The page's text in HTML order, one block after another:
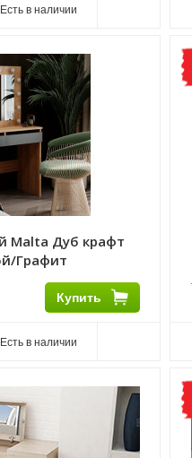
Есть в наличии
Malta Дуб крафт
Графит
Купить
Есть в наличии